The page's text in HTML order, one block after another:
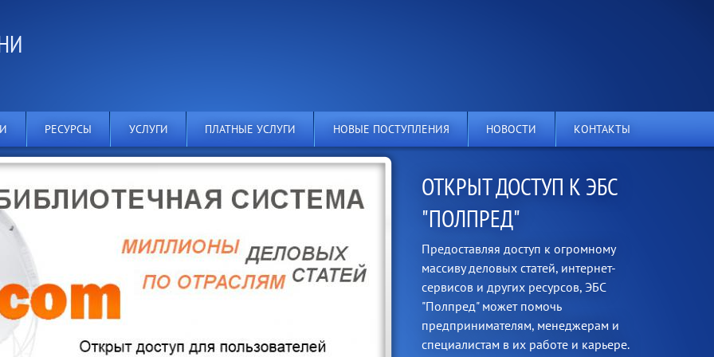
РЕСУРСЫ УСЛУГИ ПЛАТНЫЕ УСЛУГИ НОВЫЕ ПОСТУПЛЕНИЯ НОВОСТИ КОНТАКТЫ
ОТКРЫТ ДОСТУП К ЭБС
"ПОЛПРЕД"
Предоставляя доступ к огромному
массиву деловых статей, интернет-
сервисов и других ресурсов, ЭБС
"Полпред" может помочь
предпринимателям, менеджерам и
специалистам в их работе и карьере.